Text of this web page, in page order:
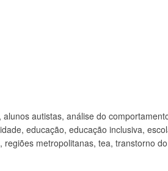
, alunos autistas, análise do
, educação, educação inclusiva,
, regiões metropolitanas, tea, transtorno